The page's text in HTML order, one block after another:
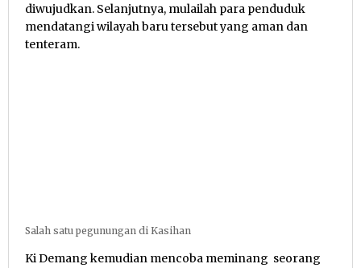
diwujudkan. Selanjutnya, mulailah para penduduk
mendatangi wilayah baru tersebut yang aman dan
tenteram.
Salah satu pegunungan di Kasihan
Ki Demang kemudian mencoba meminang seorang